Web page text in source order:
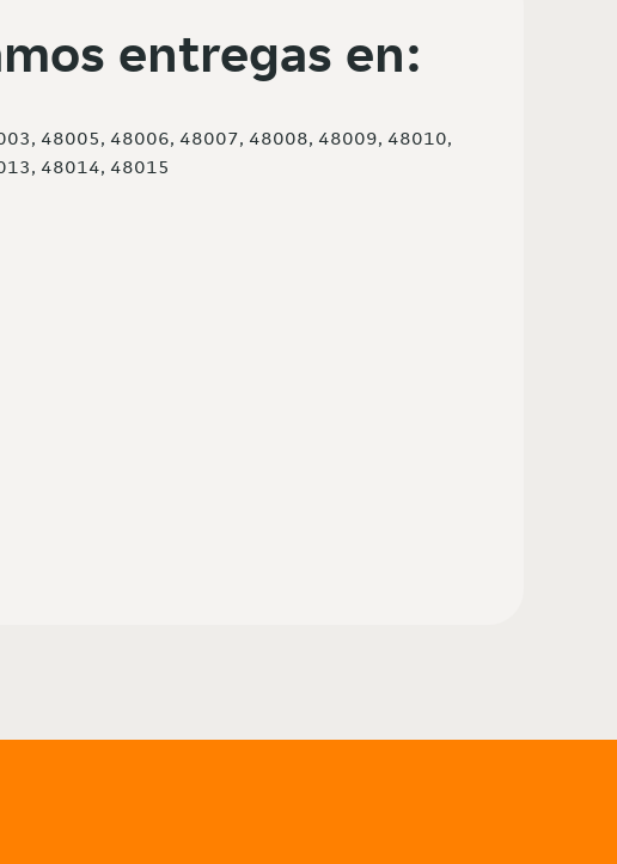
entregas en:
48005, 48006, 48007, 48008, 48009, 48010,
48014, 48015